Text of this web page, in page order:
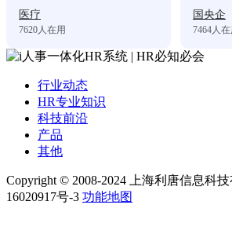
医疗
7620 人在用
国央企
7464 人
行业动态
HR专业知识
科技前沿
产品
其他
Copyright © 2008-2024 上海利唐信息科
16020917号-3 功能地图